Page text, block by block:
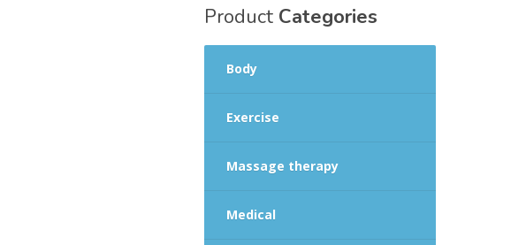
Product Categories
Body
Exercise
Massage therapy
Medical